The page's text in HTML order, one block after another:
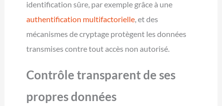
identification sûre, par exemple grâce à une
authentification multifactorielle, et des
mécanismes de cryptage protègent les données
transmises contre tout accès non autorisé.
Contrôle transparent de ses
propres données